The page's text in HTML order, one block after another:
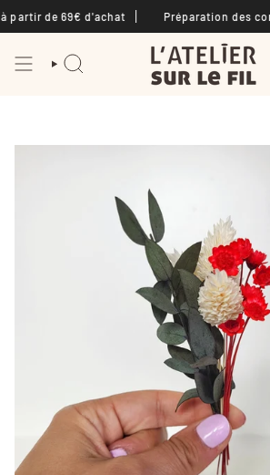
au
contenu
de
69€ d'achat Préparation des
RECHERCHE